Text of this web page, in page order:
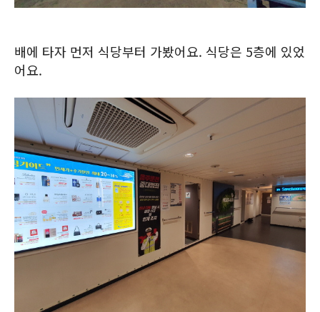
배에 타자 먼저 식당부터 가봤어요. 식당은 5층에 있었
어요.